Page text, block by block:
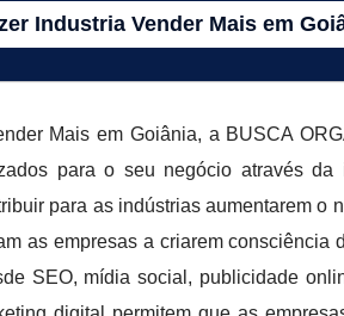
Industria Vender Mais em
Mais em Goiânia, a BUSCA
para o seu negócio através da
para as indústrias aumentarem o
as empresas a criarem consciência
SEO, mídia social, publicidade